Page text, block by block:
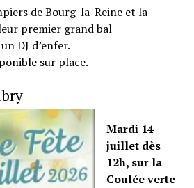
de Bourg-la-Reine et la
premier grand bal
DJ d’enfer.
sur place.
Mardi 14
juillet dès
12h, sur la
Coulée verte